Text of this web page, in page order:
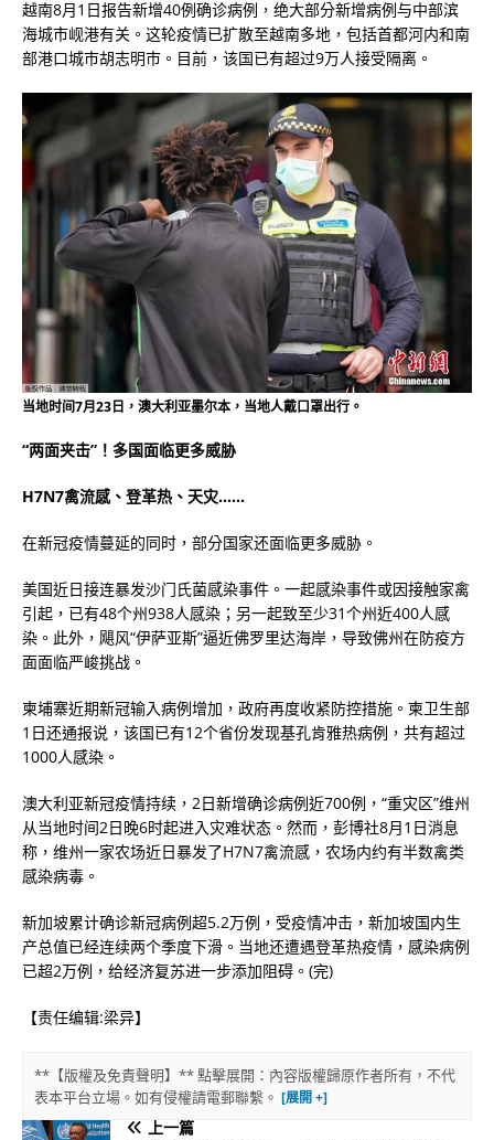
越南8月1日报告新增40例确诊病例，绝大部分新增病例与中部滨
海城市岘港有关。这轮疫情已扩散至越南多地，包括首都河内和南
部港口城市胡志明市。目前，该国已有超过9万人接受隔离。
当地时间7月23日，澳大利亚墨尔本，当地人戴口罩出行。
“两面夹击”！多国面临更多威胁
H7N7禽流感、登革热、天灾……
在新冠疫情蔓延的同时，部分国家还面临更多威胁。
美国近日接连暴发沙门氏菌感染事件。一起感染事件或因接触家禽
引起，已有48个州938人感染；另一起致至少31个州近400人感
染。此外，飓风“伊萨亚斯”逼近佛罗里达海岸，导致佛州在防疫方
面面临严峻挑战。
柬埔寨近期新冠输入病例增加，政府再度收紧防控措施。柬卫生部
1日还通报说，该国已有12个省份发现基孔肯雅热病例，共有超过
1000人感染。
澳大利亚新冠疫情持续，2日新增确诊病例近700例，“重灾区”维州
从当地时间2日晚6时起进入灾难状态。然而，彭博社8月1日消息
称，维州一家农场近日暴发了H7N7禽流感，农场内约有半数禽类
感染病毒。
新加坡累计确诊新冠病例超5.2万例，受疫情冲击，新加坡国内生
产总值已经连续两个季度下滑。当地还遭遇登革热疫情，感染病例
已超2万例，给经济复苏进一步添加阻碍。(完)
【责任编辑:梁异】
**【版權及免責聲明】** 點擊展開：內容版權歸原作者所有，不代
表本平台立場。如有侵權請電郵聯繫。
上一篇